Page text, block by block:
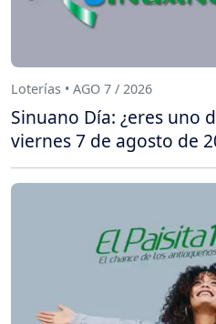
Loterías • AGO 7 / 2026
Sinuano Día: ¿eres uno
viernes 7 de agosto de